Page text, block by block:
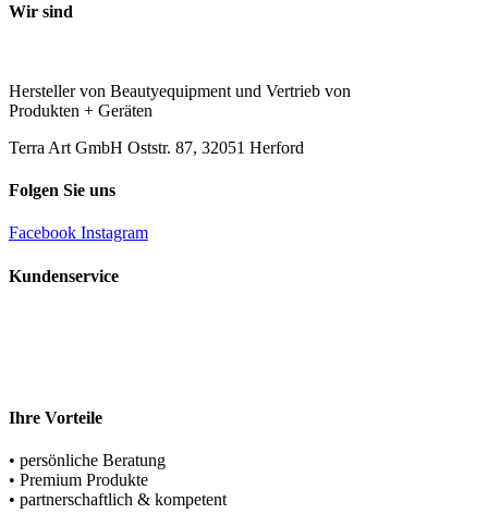
Wir sind
Hersteller von Beautyequipment und Vertrieb von
Produkten + Geräten
Terra Art GmbH Oststr. 87, 32051 Herford
Folgen Sie uns
Facebook Instagram
Kundenservice
Ihre Vorteile
• persönliche Beratung
• Premium Produkte
• partnerschaftlich & kompetent